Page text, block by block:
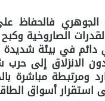
الجوهري
الصاروخية
في بيئة شديدة
الانزلاق إلى
ومرتبطة مباشرة
استقرار أسواق